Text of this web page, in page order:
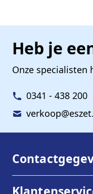
Heb je
Onze specialisten
0341 - 438 200